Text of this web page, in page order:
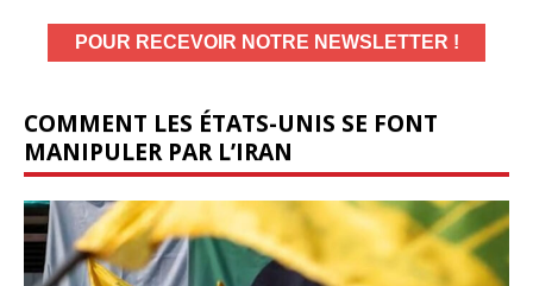
COMMENT LES ÉTATS-UNIS SE FONT
MANIPULER PAR L’IRAN